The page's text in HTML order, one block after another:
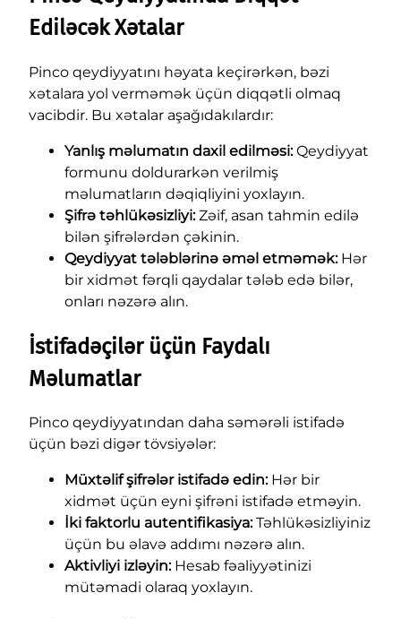
Ediləcək Xətalar
Pinco qeydiyyatını həyata keçirərkən, bəzi
xətalara yol verməmək üçün diqqətli olmaq
vacibdir. Bu xətalar aşağıdakılardır:
Yanlış məlumatın daxil edilməsi:Qeydiyyat
formunu doldurarkən verilmiş
məlumatların dəqiqliyini yoxlayın.
Şifrə təhlükəsizliyi:Zəif, asan tahmin edilə
bilən şifrələrdən çəkinin.
Qeydiyyat tələblərinə əməl etməmək:Hər
bir xidmət fərqli qaydalar tələb edə bilər,
onları nəzərə alın.
İstifadəçilər üçün Faydalı
Məlumatlar
Pinco qeydiyyatından daha səmərəli istifadə
üçün bəzi digər tövsiyələr:
Müxtəlif şifrələr istifadə edin:Hər bir
xidmət üçün eyni şifrəni istifadə etməyin.
İki faktorlu autentifikasiya:Təhlükəsizliyiniz
üçün bu əlavə addımı nəzərə alın.
Aktivliyi izləyin:Hesab fəaliyyətinizi
mütəmadi olaraq yoxlayın.